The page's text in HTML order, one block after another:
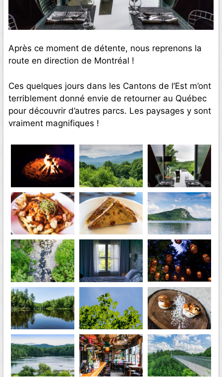
Après ce moment de détente, nous reprenons la
route en direction de Montréal !
Ces quelques jours dans les Cantons de l’Est m’ont
terriblement donné envie de retourner au Québec
pour découvrir d’autres parcs. Les paysages y sont
vraiment magnifiques !